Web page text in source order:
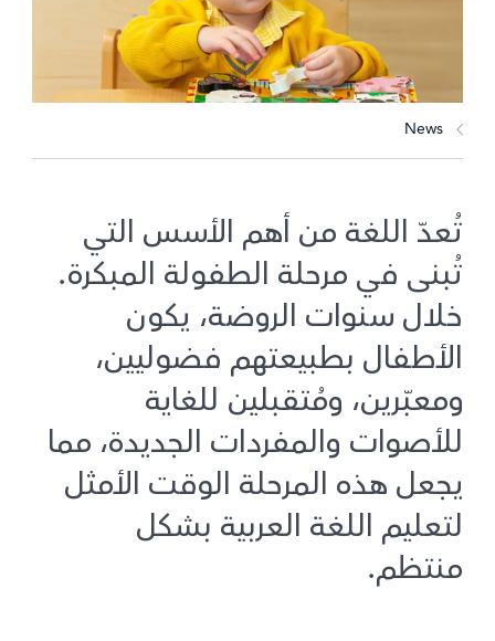
News
تُعدّ اللغة من أهم الأسس التي
تُبنى في مرحلة الطفولة المبكرة.
خلال سنوات الروضة، يكون
الأطفال بطبيعتهم فضوليين،
ومعبّرين، ومُتقبلين للغاية
للأصوات والمفردات الجديدة، مما
يجعل هذه المرحلة الوقت الأمثل
لتعليم اللغة العربية بشكل
منتظم.